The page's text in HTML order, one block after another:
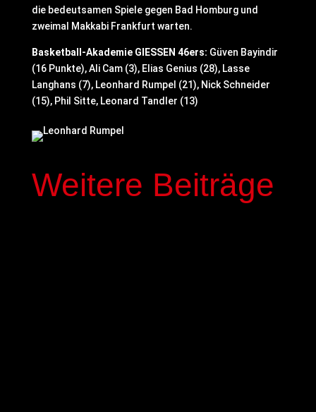
die bedeutsamen Spiele gegen Bad Homburg und
zweimal Makkabi Frankfurt warten.
Basketball-Akademie GIESSEN 46ers: Güven Bayindir
(16 Punkte), Ali Cam (3), Elias Genius (28), Lasse
Langhans (7), Leonhard Rumpel (21), Nick Schneider
(15), Phil Sitte, Leonard Tandler (13)
Weitere Beiträge